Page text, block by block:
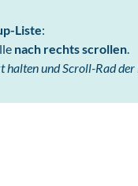
Liste:
nach rechts scrollen
halten und Scroll-Rad